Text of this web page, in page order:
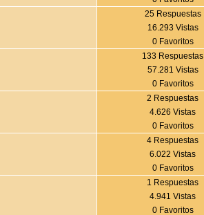
25 Respuestas
16.293 Vistas
0 Favoritos
133 Respuestas
57.281 Vistas
0 Favoritos
2 Respuestas
4.626 Vistas
0 Favoritos
4 Respuestas
6.022 Vistas
0 Favoritos
1 Respuestas
4.941 Vistas
0 Favoritos